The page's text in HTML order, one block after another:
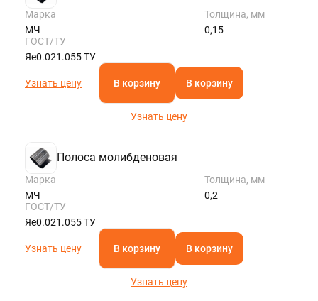
Марка
МЧ
Толщина, мм
0,15
ГОСТ/ТУ
Яе0.021.055 ТУ
Узнать цену В корзину В корзину
Узнать цену
Полоса молибденовая
Марка
МЧ
Толщина, мм
0,2
ГОСТ/ТУ
Яе0.021.055 ТУ
Узнать цену В корзину В корзину
Узнать цену